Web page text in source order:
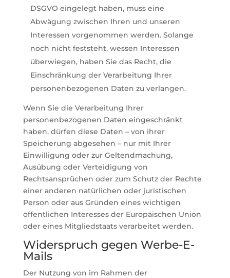
DSGVO eingelegt haben, muss eine
Abwägung zwischen Ihren und unseren
Interessen vorgenommen werden. Solange
noch nicht feststeht, wessen Interessen
überwiegen, haben Sie das Recht, die
Einschränkung der Verarbeitung Ihrer
personenbezogenen Daten zu verlangen.
Wenn Sie die Verarbeitung Ihrer
personenbezogenen Daten eingeschränkt
haben, dürfen diese Daten – von ihrer
Speicherung abgesehen – nur mit Ihrer
Einwilligung oder zur Geltendmachung,
Ausübung oder Verteidigung von
Rechtsansprüchen oder zum Schutz der Rechte
einer anderen natürlichen oder juristischen
Person oder aus Gründen eines wichtigen
öffentlichen Interesses der Europäischen Union
oder eines Mitgliedstaats verarbeitet werden.
Widerspruch gegen Werbe-E-
Mails
Der Nutzung von im Rahmen der